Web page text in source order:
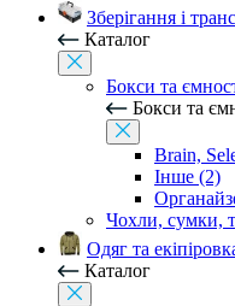
Зберігання і
Каталог
Бокси та
Бокси та
Brain,
Інше (2)
Чохли, сумки,
Одяг та
Каталог